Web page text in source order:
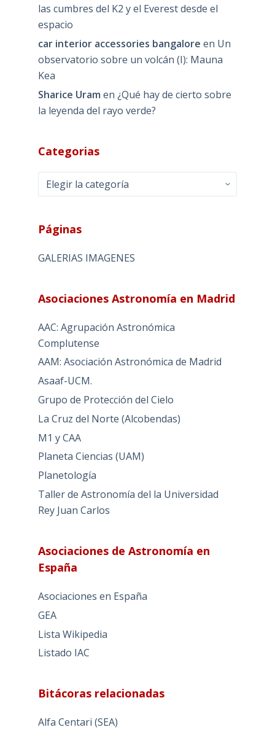
las cumbres del K2 y el Everest desde el
espacio
car interior accessories bangalore en Un
observatorio sobre un volcán (I): Mauna
Kea
Sharice Uram en ¿Qué hay de cierto sobre
la leyenda del rayo verde?
Categorias
Categorias
Páginas
GALERIAS IMAGENES
Asociaciones Astronomía en Madrid
AAC: Agrupación Astronómica
Complutense
AAM: Asociación Astronómica de Madrid
Asaaf-UCM.
Grupo de Protección del Cielo
La Cruz del Norte (Alcobendas)
M1 y CAA
Planeta Ciencias (UAM)
Planetología
Taller de Astronomía del la Universidad
Rey Juan Carlos
Asociaciones de Astronomía en
España
Asociaciones en España
GEA
Lista Wikipedia
Listado IAC
Bitácoras relacionadas
Alfa Centari (SEA)